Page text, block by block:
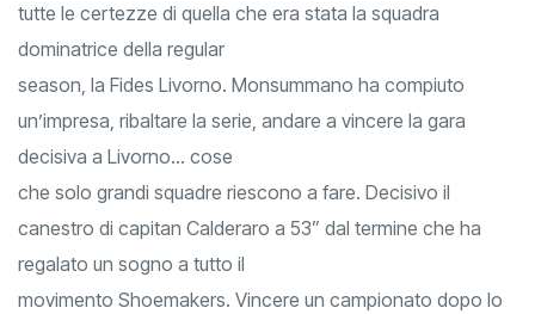
tutte le certezze di quella che era stata la squadra
dominatrice della regular
season, la Fides Livorno. Monsummano ha compiuto
un’impresa, ribaltare la serie, andare a vincere la gara
decisiva a Livorno… cose
che solo grandi squadre riescono a fare. Decisivo il
canestro di capitan Calderaro a 53” dal termine che ha
regalato un sogno a tutto il
movimento Shoemakers. Vincere un campionato dopo lo